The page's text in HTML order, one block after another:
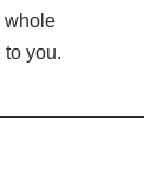
whole
you.